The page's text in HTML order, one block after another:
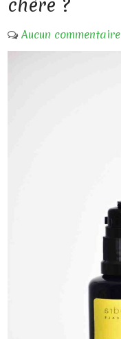
Aucun commentaire